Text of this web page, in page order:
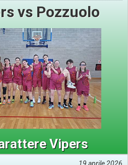
vs Pozzuolo
Vipers